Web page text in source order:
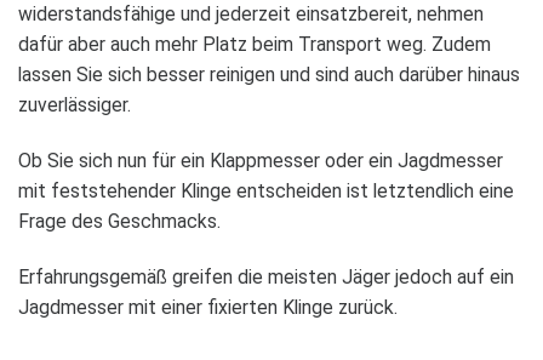
wider­stands­fä­hige und jeder­zeit ein­satz­be­reit, neh­men
dafür aber auch mehr Platz beim Trans­port weg. Zudem
las­sen Sie sich bes­ser rei­ni­gen und sind auch dar­über hin­aus
zuver­läs­si­ger.
Ob Sie sich nun für ein Klapp­mes­ser oder ein Jagd­mes­ser
mit fest­ste­hen­der Klinge ent­schei­den ist letzt­end­lich eine
Frage des Geschmacks.
Erfah­rungs­ge­mäß grei­fen die meis­ten Jäger jedoch auf ein
Jagd­mes­ser mit einer fixier­ten Klinge zurück.